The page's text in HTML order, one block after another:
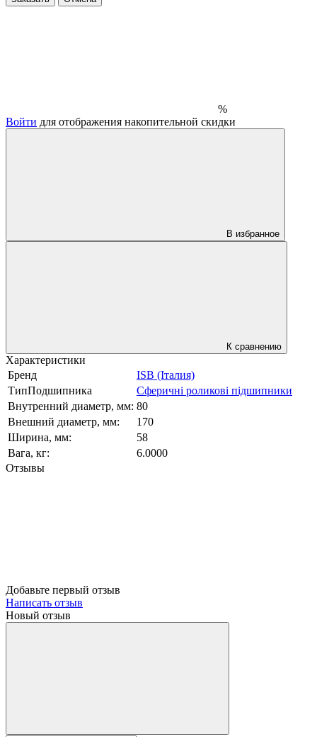
%
Войти для отображения накопительной скидки
В избранное
К сравнению
Характеристики
Бренд
ISB (Італия)
ТипПодшипника
Сферичні роликові підшипники
Внутренний диаметр, мм: 80
Внешний диаметр, мм:
170
Ширина, мм:
58
Вага, кг:
6.0000
Отзывы
Добавьте первый отзыв
Написать отзыв
Новый отзыв